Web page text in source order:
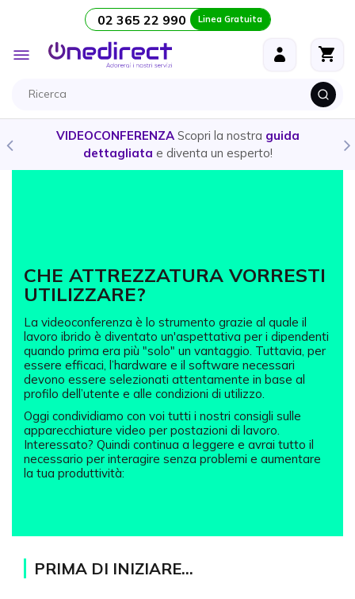
Salta al contenuto 02 365 22 990 Linea Gratuita
Toggle
Nav
VIDEOCONFERENZAScopri la nostra guida
dettagliatae diventa un esperto!
CHE ATTREZZATURA VORRESTI
UTILIZZARE?
La videoconferenza è lo strumento grazie al quale il
lavoro ibrido è diventato un'aspettativa per i dipendenti
quando prima era più "solo" un vantaggio. Tuttavia, per
essere efficaci, l’hardware e il software necessari
devono essere selezionati attentamente in base al
profilo dell’utente e alle condizioni di utilizzo.
Oggi condividiamo con voi tutti i nostri consigli sulle
apparecchiature video per postazioni di lavoro.
Interessato? Quindi continua a leggere e avrai tutto il
necessario per interagire senza problemi e aumentare
la tua produttività:
PRIMA DI INIZIARE...